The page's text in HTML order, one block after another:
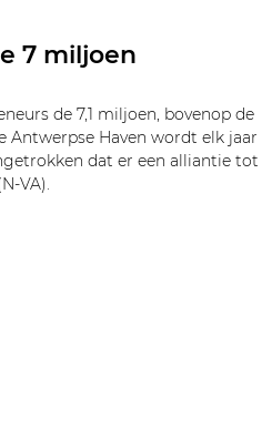
7 miljoen
de 7,1 miljoen, bovenop de
Antwerpse Haven wordt elk jaar
dat er een alliantie tot
VA).